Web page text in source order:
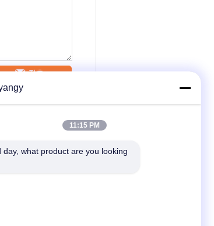
접촉
진 톱날이, 특별한 코팅
산업 톱날 285mm를
11:15 PM
day, what product are you looking